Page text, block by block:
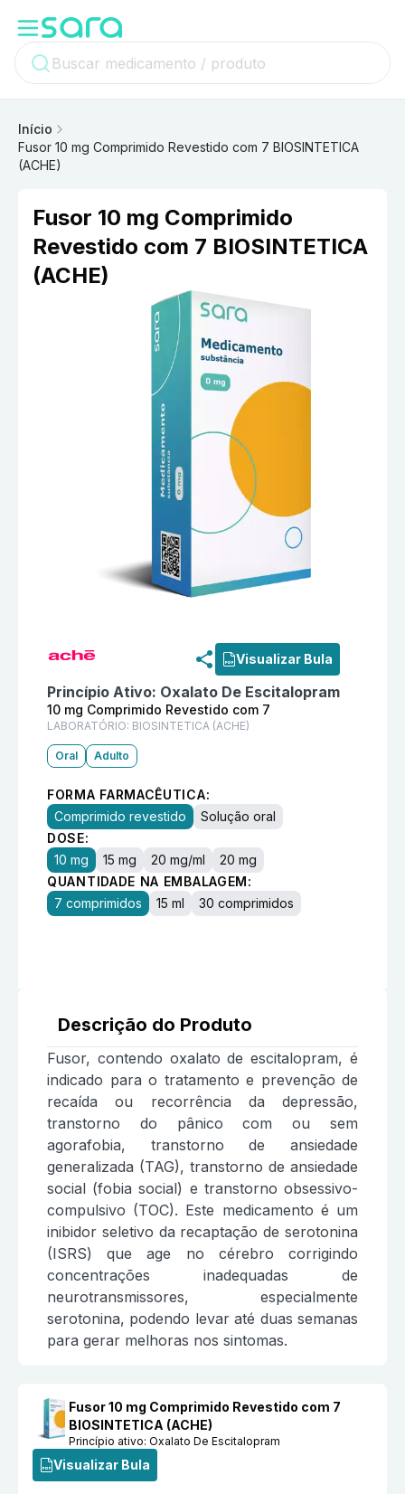
Início
Fusor 10 mg Comprimido Revestido com 7 BIOSINTETICA
(ACHE)
Fusor 10 mg Comprimido
Revestido com 7 BIOSINTETICA
(ACHE)
Visualizar Bula
Princípio Ativo: Oxalato De Escitalopram
10 mg Comprimido Revestido com 7
LABORATÓRIO: BIOSINTETICA (ACHE)
Oral Adulto
FORMA FARMACÊUTICA:
Comprimido revestido
Solução oral
DOSE:
10 mg
15 mg 20 mg/ml
20 mg
QUANTIDADE NA EMBALAGEM:
7 comprimidos
15 ml 30 comprimidos
Descrição do Produto
Fusor, contendo oxalato de escitalopram, é
indicado para o tratamento e prevenção de
recaída ou recorrência da depressão,
transtorno do pânico com ou sem
agorafobia, transtorno de ansiedade
generalizada (TAG), transtorno de ansiedade
social (fobia social) e transtorno obsessivo-
compulsivo (TOC). Este medicamento é um
inibidor seletivo da recaptação de serotonina
(ISRS) que age no cérebro corrigindo
concentrações inadequadas de
neurotransmissores, especialmente
serotonina, podendo levar até duas semanas
para gerar melhoras nos sintomas.
Fusor 10 mg Comprimido Revestido com 7
BIOSINTETICA (ACHE)
Princípio ativo:Oxalato De Escitalopram
Visualizar Bula